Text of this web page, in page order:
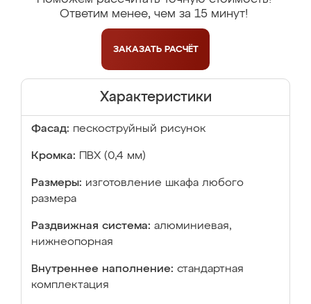
Ответим менее, чем за 15 минут!
ЗАКАЗАТЬ РАСЧЁТ
Характеристики
Фасад: пескоструйный рисунок
Кромка: ПВХ (0,4 мм)
Размеры: изготовление шкафа любого
размера
Раздвижная система: алюминиевая,
нижнеопорная
Внутреннее наполнение: стандартная
комплектация